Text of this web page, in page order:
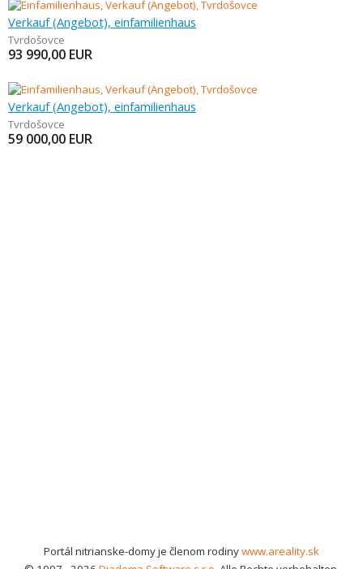
Verkauf (Angebot), einfamilienhaus
Tvrdošovce
93 990,00 EUR
Verkauf (Angebot), einfamilienhaus
Tvrdošovce
59 000,00 EUR
Portál nitrianske-domy je členom rodinywww.areality.sk